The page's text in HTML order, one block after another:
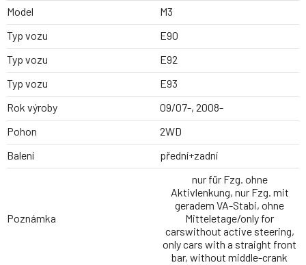
Model
M3
Typ vozu
E90
Typ vozu
E92
Typ vozu
E93
Rok výroby
09/07-, 2008-
Pohon
2WD
Balení
přední+zadní
Poznámka
nur für Fzg. ohne
Aktivlenkung, nur Fzg. mit
geradem VA-Stabi, ohne
Mitteletage/only for
carswithout active steering,
only cars with a straight front
bar, without middle-crank